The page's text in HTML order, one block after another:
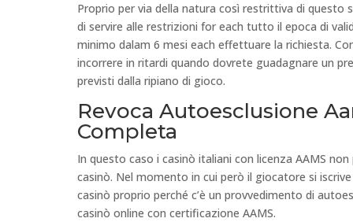
Proprio per via della natura così restrittiva di
di servire alle restrizioni for each tutto il epoca di
minimo dalam 6 mesi each effettuare la richiesta.
incorrere in ritardi quando dovrete guadagnare un
previsti dalla ripiano di gioco.
Revoca Autoesclusione
Completa
In questo caso i casinò italiani con licenza AAMS
casinò. Nel momento in cui però il giocatore si
casinò proprio perché c’è un provvedimento di
casinò online con certificazione AAMS.